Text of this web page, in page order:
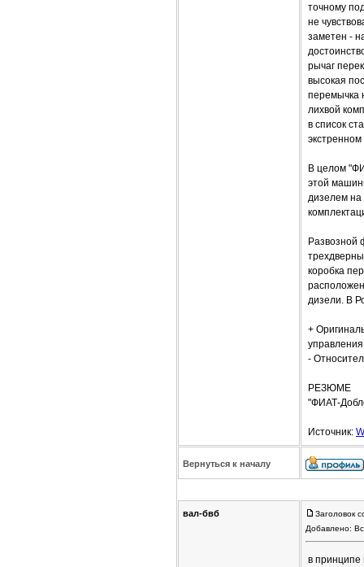
точному
не
заметен -
рычаг
высокая
перемычка
лихвой
в список
В целом
этой
дизелем на
Развозной
коробка
дизели. В
+
-
РЕЗЮМЕ
"ФИАТ-
Источник:
Вернуться к началу
вал-бвб
Заголовок
Добавлено:
в принципе